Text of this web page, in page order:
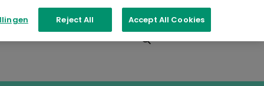
Contact
Reject All Accept All Cookies